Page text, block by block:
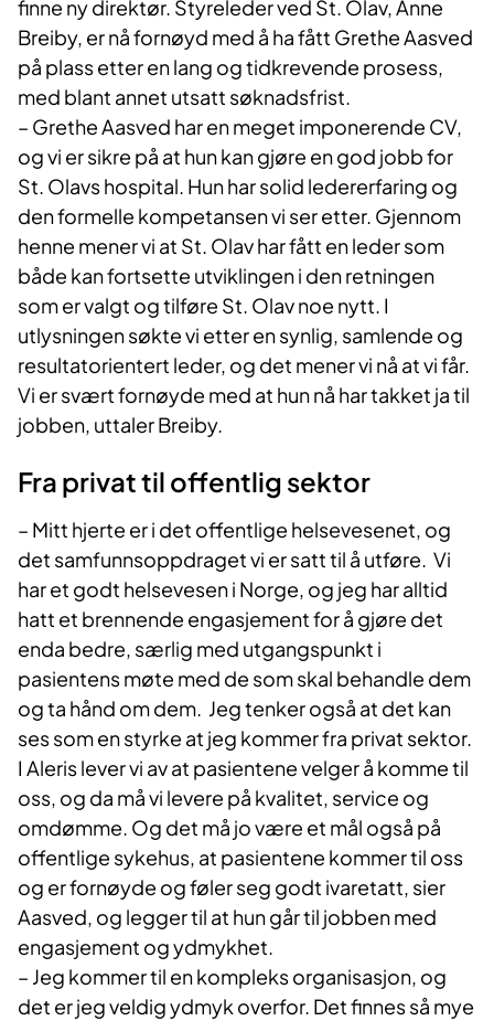
finne ny direktør. Styreleder ved St. Olav, Anne
Breiby, er nå fornøyd med å ha fått Grethe Aasved
på plass etter en lang og tidkrevende prosess,
med blant annet utsatt søknadsfrist.
– Grethe Aasved har en meget imponerende CV,
og vi er sikre på at hun kan gjøre en god jobb for
St. Olavs hospital. Hun har solid ledererfaring og
den formelle kompetansen vi ser etter. Gjennom
henne mener vi at St. Olav har fått en leder som
både kan fortsette utviklingen i den retningen
som er valgt og tilføre St. Olav noe nytt. I
utlysningen søkte vi etter en synlig, samlende og
resultatorientert leder, og det mener vi nå at vi får.
Vi er svært fornøyde med at hun nå har takket ja til
jobben, uttaler Breiby.
Fra privat til offentlig sektor
– Mitt hjerte er i det offentlige helsevesenet, og
det samfunnsoppdraget vi er satt til å utføre. Vi
har et godt helsevesen i Norge, og jeg har alltid
hatt et brennende engasjement for å gjøre det
enda bedre, særlig med utgangspunkt i
pasientens møte med de som skal behandle dem
og ta hånd om dem. Jeg tenker også at det kan
ses som en styrke at jeg kommer fra privat sektor.
I Aleris lever vi av at pasientene velger å komme til
oss, og da må vi levere på kvalitet, service og
omdømme. Og det må jo være et mål også på
offentlige sykehus, at pasientene kommer til oss
og er fornøyde og føler seg godt ivaretatt, sier
Aasved, og legger til at hun går til jobben med
engasjement og ydmykhet.
– Jeg kommer til en kompleks organisasjon, og
det er jeg veldig ydmyk overfor. Det finnes så mye